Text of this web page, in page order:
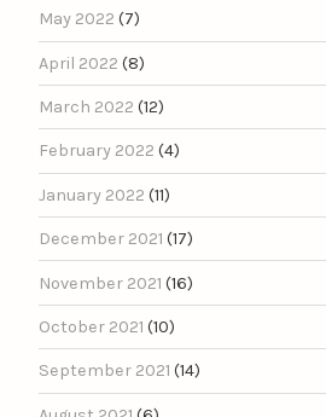
May 2022 (7)
April 2022 (8)
March 2022 (12)
February 2022 (4)
January 2022 (11)
December 2021 (17)
November 2021 (16)
October 2021 (10)
September 2021 (14)